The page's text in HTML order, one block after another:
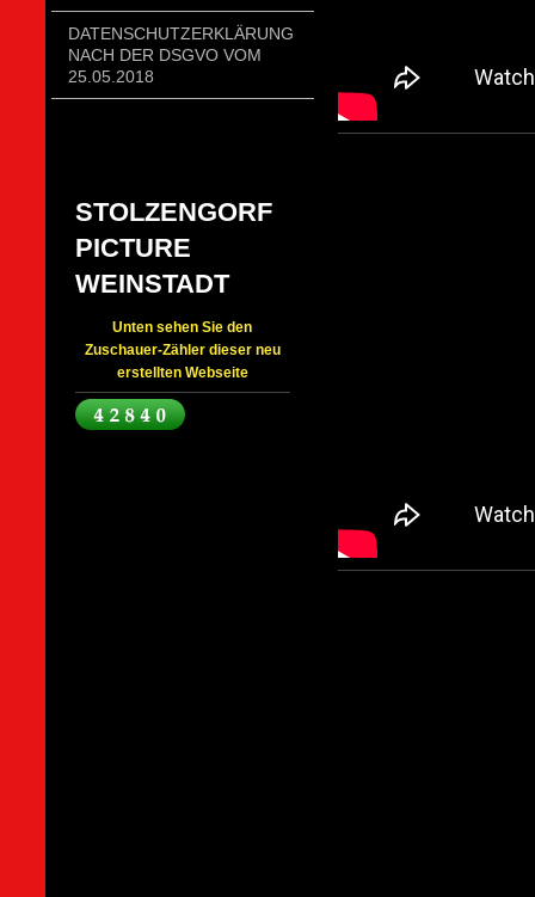
DATENSCHUTZERKLÄRUNG
NACH DER DSGVO VOM
25.05.2018
STOLZENGORF
PICTURE
WEINSTADT
Unten sehen Sie den
Zuschauer-Zähler dieser neu
erstellten Webseite